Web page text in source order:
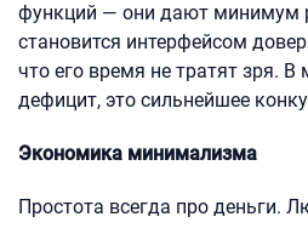
функций — они дают минимум
становится интерфейсом
что его время не тратят зря.
дефицит, это сильнейшее
Экономика минимализма
Простота всегда про деньги.